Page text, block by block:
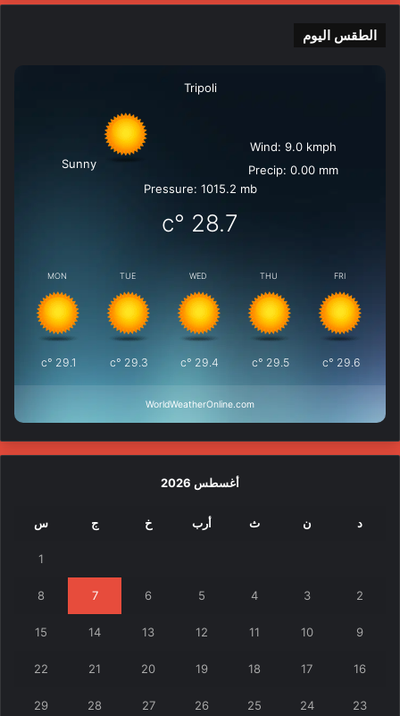
الطقس اليوم
Tripoli
Sunny
Wind: 9.0 kmph
Precip: 0.00 mm
Pressure: 1015.2 mb
28.7
°c
MON
29.1
°c
TUE
29.3
°c
WED
29.4
°c
THU
29.5
°c
FRI
29.6
°c
WorldWeatherOnline.com
أغسطس 2026
د ن ث أرب خ ج س
1
2
3
4
5
6
7
8
9
10
11
12
13
14
15
16
17
18
19
20
21
22
23
24
25
26
27
28
29